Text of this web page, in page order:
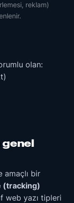
reklam)
olan:
genel
amaçlı bir
(tracking)
web yazı tipleri